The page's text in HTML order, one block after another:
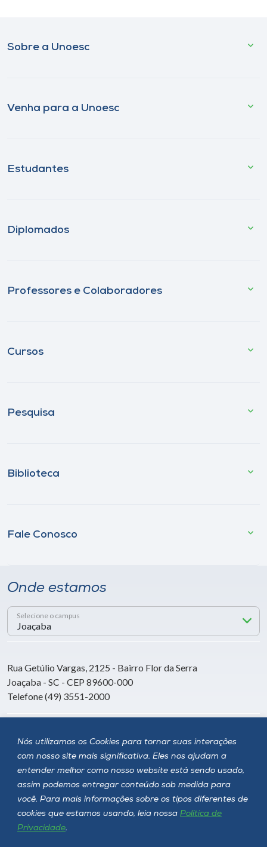
Nós utilizamos os Cookies para tornar suas interações
com nosso site mais significativa. Eles nos ajudam a
entender melhor como nosso website está sendo usado,
assim podemos entregar conteúdo sob medida para
você. Para mais informações sobre os tipos diferentes de
cookies que estamos usando, leia nossa Política de
Privacidade.
Sobre a Unoesc
Venha para a Unoesc
Estudantes
Diplomados
Professores e Colaboradores
Cursos
Pesquisa
Biblioteca
Fale Conosco
Onde estamos
Selecione o campus
Rua Getúlio Vargas, 2125 - Bairro Flor da Serra
Joaçaba - SC - CEP 89600-000
Telefone (49) 3551-2000
Siga a Unoesc